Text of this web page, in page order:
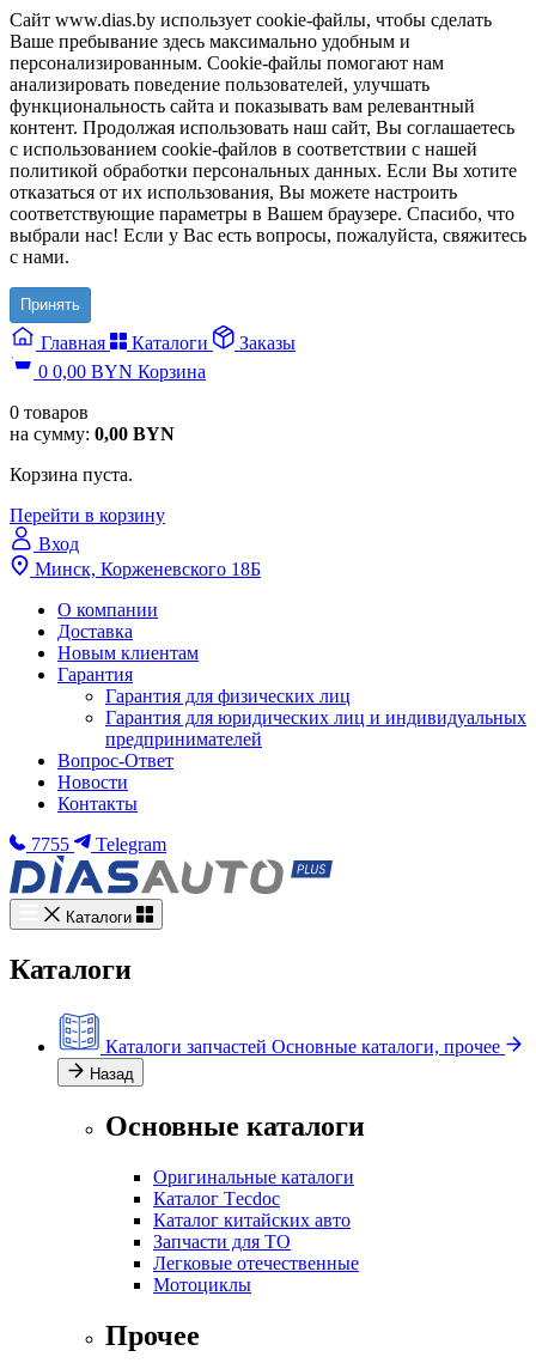
Сайт www.dias.by использует cookie-файлы, чтобы сделать
Ваше пребывание здесь максимально удобным и
персонализированным. Cookie-файлы помогают нам
анализировать поведение пользователей, улучшать
функциональность сайта и показывать вам релевантный
контент. Продолжая использовать наш сайт, Вы соглашаетесь
с использованием cookie-файлов в соответствии с нашей
политикой обработки персональных данных. Если Вы хотите
отказаться от их использования, Вы можете настроить
соответствующие параметры в Вашем браузере. Спасибо, что
выбрали нас! Если у Вас есть вопросы, пожалуйста, свяжитесь
с нами.
Принять
Главная Каталоги
Заказы
0 0,00 BYN Корзина
0 товаров
на сумму: 0,00 BYN
Корзина пуста.
Перейти в корзину
Вход
Минск, Корженевского 18Б
О компании
Доставка
Новым клиентам
Гарантия
Гарантия для физических лиц
Гарантия для юридических лиц и индивидуальных
предпринимателей
Вопрос-Ответ
Новости
Контакты
7755
Telegram
Каталоги
Каталоги
Каталоги запчастей Основные каталоги, прочее
Назад
Основные каталоги
Оригинальные каталоги
Каталог Тecdoc
Каталог китайских авто
Запчасти для ТО
Легковые отечественные
Мотоциклы
Прочее